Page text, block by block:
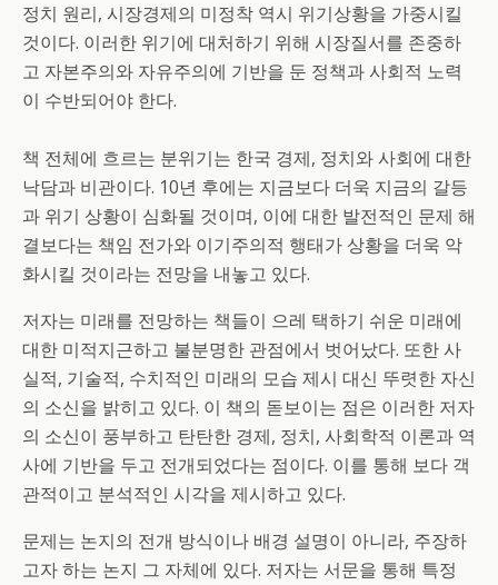
정치 원리, 시장경제의 미정착 역시 위기상황을 가중시킬
것이다. 이러한 위기에 대처하기 위해 시장질서를 존중하
고 자본주의와 자유주의에 기반을 둔 정책과 사회적 노력
이 수반되어야 한다.
책 전체에 흐르는 분위기는 한국 경제, 정치와 사회에 대한
낙담과 비관이다. 10년 후에는 지금보다 더욱 지금의 갈등
과 위기 상황이 심화될 것이며, 이에 대한 발전적인 문제 해
결보다는 책임 전가와 이기주의적 행태가 상황을 더욱 악
화시킬 것이라는 전망을 내놓고 있다.
저자는 미래를 전망하는 책들이 으레 택하기 쉬운 미래에
대한 미적지근하고 불분명한 관점에서 벗어났다. 또한 사
실적, 기술적, 수치적인 미래의 모습 제시 대신 뚜렷한 자신
의 소신을 밝히고 있다. 이 책의 돋보이는 점은 이러한 저자
의 소신이 풍부하고 탄탄한 경제, 정치, 사회학적 이론과 역
사에 기반을 두고 전개되었다는 점이다. 이를 통해 보다 객
관적이고 분석적인 시각을 제시하고 있다.
문제는 논지의 전개 방식이나 배경 설명이 아니라, 주장하
고자 하는 논지 그 자체에 있다. 저자는 서문을 통해 특정